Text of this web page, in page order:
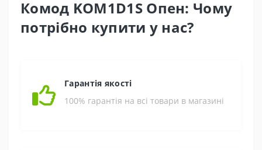
Комод KOM1D1S Опен: Чому
потрібно купити у нас?
Гарантія якості
100% гарантія на всі товари в магазині